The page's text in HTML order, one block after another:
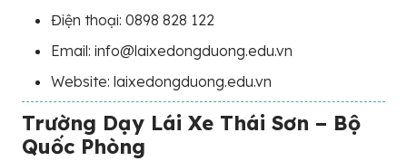
Điện thoại: 0898 828 122
Email: info@laixedongduong.edu.vn
Website: laixedongduong.edu.vn
Trường Dạy Lái Xe Thái Sơn – Bộ
Quốc Phòng